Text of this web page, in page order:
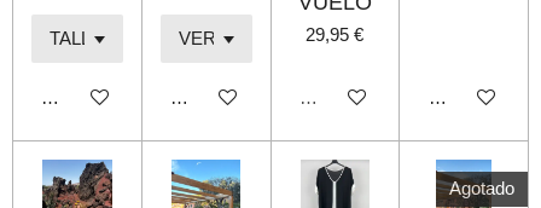
Añadir al carrito Añadir al carrito
29,95 €
Agotado Añadir al
Agotado